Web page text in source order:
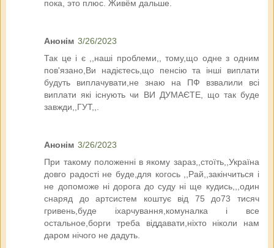
пока, это плюс. Живём дальше.
Анонім 3/26/2023
Так це і є ,,наші проблеми,, тому,що одне з одним
пов'язано,Ви надієтесь,що пенсію та інші виплати
будуть виплачувати,не знаю на ПФ взвалили всі
виплати які існують чи ВИ ДУМАЄТЕ, що так буде
завжди,,ГУТ,,.
Анонім 3/26/2023
При такому положенні в якому зараз,,стоїть,,Україна
довго радості не буде,для когось ,,Рай,,закінчиться і
не допоможе ні дорога до суду ні ще кудись,,,один
снаряд до артсистем коштує від 75 до73 тисяч
гривень,буде іхарчування,комуналка і все
остальное,борги треба віддавати,ніхто ніколи нам
даром нічого не дадуть.